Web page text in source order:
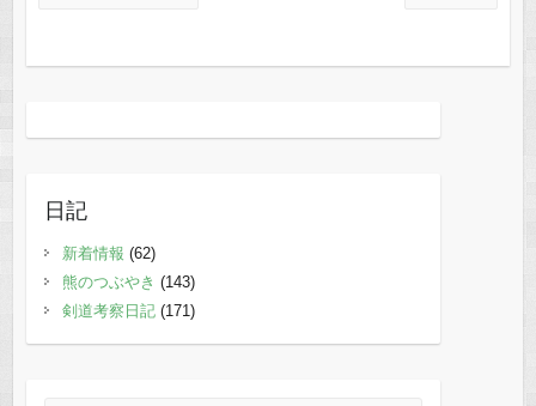
日記
新着情報 (62)
熊のつぶやき (143)
剣道考察日記(171)